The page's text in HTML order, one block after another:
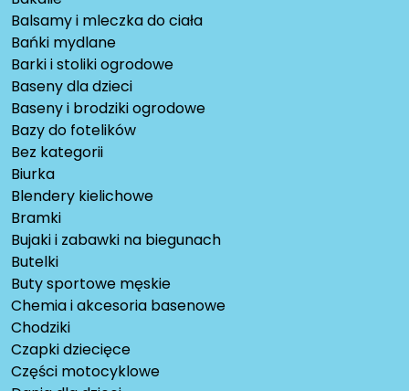
Balsamy i mleczka do ciała
Bańki mydlane
Barki i stoliki ogrodowe
Baseny dla dzieci
Baseny i brodziki ogrodowe
Bazy do fotelików
Bez kategorii
Biurka
Blendery kielichowe
Bramki
Bujaki i zabawki na biegunach
Butelki
Buty sportowe męskie
Chemia i akcesoria basenowe
Chodziki
Czapki dziecięce
Części motocyklowe